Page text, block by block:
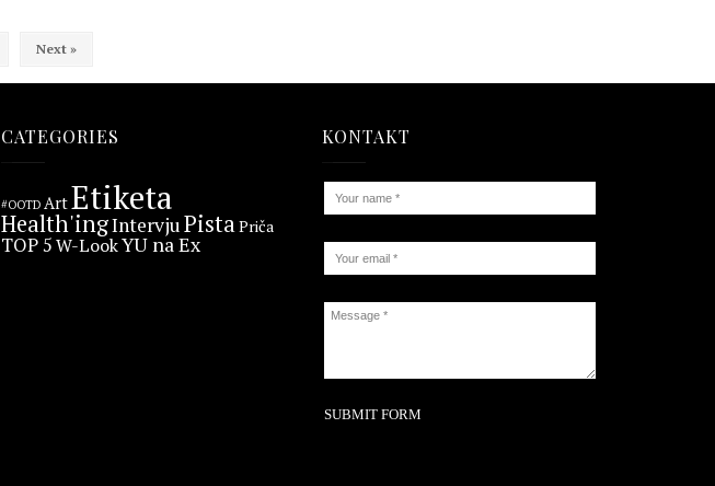
Next »
CATEGORIES
#OOTD ArtEtiketa
Health'ingIntervjuPistaPriča
TOP 5W-LookYU na Ex
KONTAKT